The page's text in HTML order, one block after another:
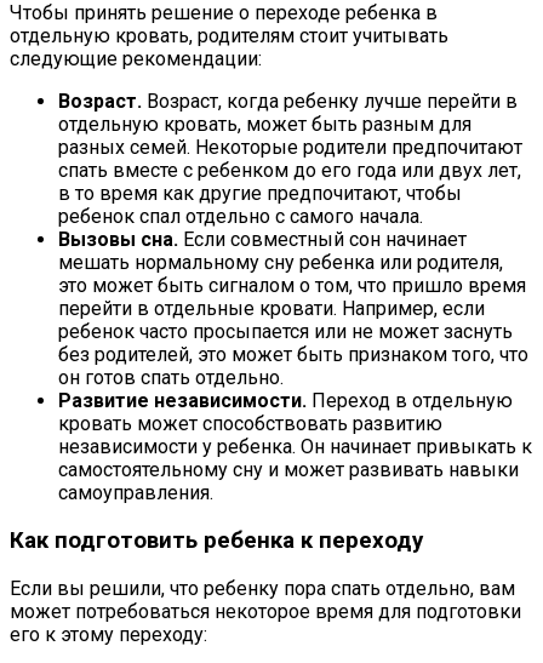
Чтобы принять решение о переходе ребенка в
отдельную кровать, родителям стоит учитывать
следующие рекомендации:
Возраст. Возраст, когда ребенку лучше перейти в
отдельную кровать, может быть разным для
разных семей. Некоторые родители предпочитают
спать вместе с ребенком до его года или двух лет,
в то время как другие предпочитают, чтобы
ребенок спал отдельно с самого начала.
Вызовы сна. Если совместный сон начинает
мешать нормальному сну ребенка или родителя,
это может быть сигналом о том, что пришло время
перейти в отдельные кровати. Например, если
ребенок часто просыпается или не может заснуть
без родителей, это может быть признаком того, что
он готов спать отдельно.
Развитие независимости. Переход в отдельную
кровать может способствовать развитию
независимости у ребенка. Он начинает привыкать к
самостоятельному сну и может развивать навыки
самоуправления.
Как подготовить ребенка к переходу
Если вы решили, что ребенку пора спать отдельно, вам
может потребоваться некоторое время для подготовки
его к этому переходу: